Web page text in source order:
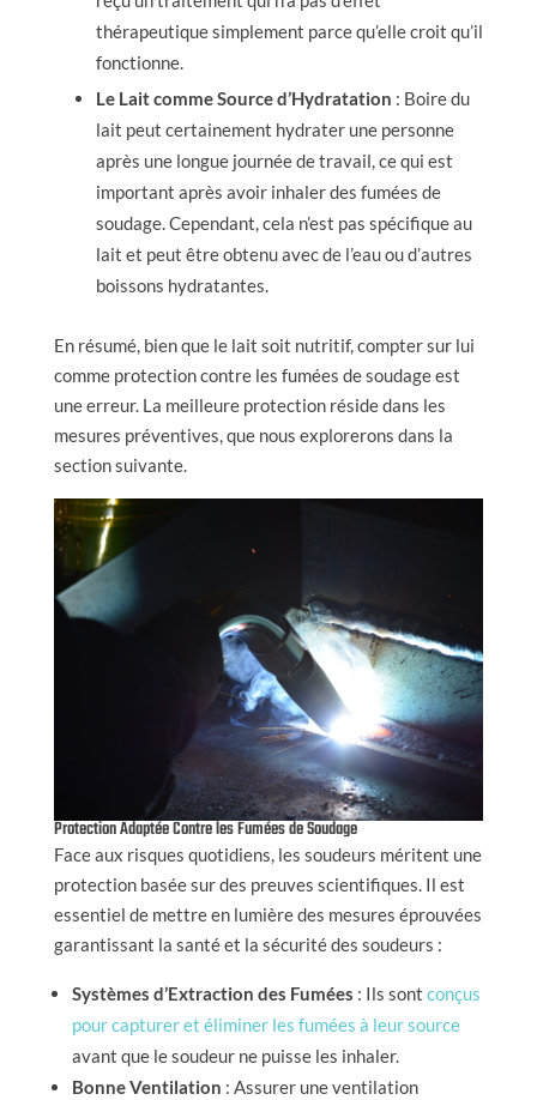
thérapeutique simplement parce qu’elle croit qu’il
fonctionne.
Le Lait comme Source d’Hydratation : Boire du
lait peut certainement hydrater une personne
après une longue journée de travail, ce qui est
important après avoir inhaler des fumées de
soudage. Cependant, cela n’est pas spécifique au
lait et peut être obtenu avec de l’eau ou d’autres
boissons hydratantes.
En résumé, bien que le lait soit nutritif, compter sur lui
comme protection contre les fumées de soudage est
une erreur. La meilleure protection réside dans les
mesures préventives, que nous explorerons dans la
section suivante.
Protection Adaptée Contre les Fumées de Soudage
Face aux risques quotidiens, les soudeurs méritent une
protection basée sur des preuves scientifiques. Il est
essentiel de mettre en lumière des mesures éprouvées
garantissant la santé et la sécurité des soudeurs :
Systèmes d’Extraction des Fumées : Ils sont conçus
pour capturer et éliminer les fumées à leur source
avant que le soudeur ne puisse les inhaler.
Bonne Ventilation : Assurer une ventilation